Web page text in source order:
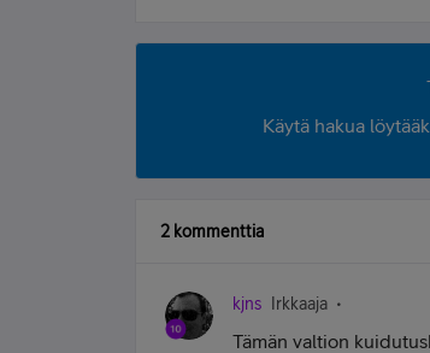
Käytä hakua
2 kommenttia
kjns Irkkaaja
Tämän valtion